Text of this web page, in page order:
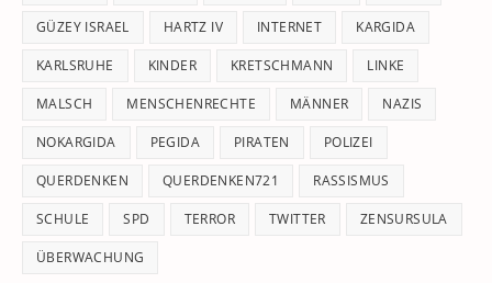
GÜZEY ISRAEL HARTZ IV INTERNET KARGIDA
KARLSRUHE KINDER KRETSCHMANN LINKE
MALSCH MENSCHENRECHTE MÄNNER NAZIS
NOKARGIDA PEGIDA PIRATEN POLIZEI
QUERDENKEN QUERDENKEN721 RASSISMUS
SCHULE SPD TERROR TWITTER ZENSURSULA
ÜBERWACHUNG